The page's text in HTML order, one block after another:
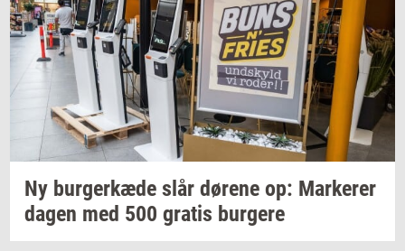
Ny bur­ger­kæ­de slår dø­re­ne op: Mar­ke­rer
dagen med 500 gra­tis bur­ge­re